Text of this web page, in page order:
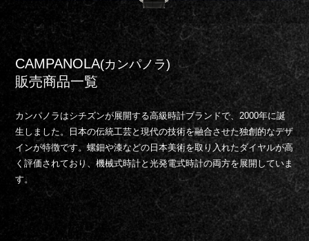
CAMPANOLA(カンパノラ)
販売商品一覧
カンパノラはシチズンが展開する高級時計ブランドで、2000年に誕
生しました。日本の伝統工芸と現代の技術を融合させた独創的なデザ
インが特徴です。螺鈿や漆などの日本美術を取り入れたダイヤルが高
く評価されており、機械式時計と光発電式時計の両方を展開していま
す。